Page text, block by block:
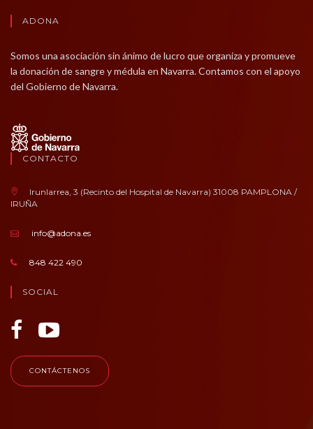
ADONA
Somos una asociación sin ánimo de lucro que organiza y promueve
la donación de sangre y médula en Navarra. Contamos con el apoyo
del Gobierno de Navarra.
CONTACTO
Irunlarrea, 3 (Recinto del Hospital de Navarra) 31008 PAMPLONA /
IRUÑA
info@adona.es
848 422 490
SOCIAL
CONTÁCTENOS